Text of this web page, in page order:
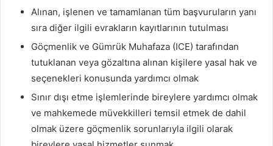
Alınan, işlenen ve tamamlanan tüm başvuruların yanı
sıra diğer ilgili evrakların kayıtlarının tutulması
Göçmenlik ve Gümrük Muhafaza (ICE) tarafından
tutuklanan veya gözaltına alınan kişilere yasal hak ve
seçenekleri konusunda yardımcı olmak
Sınır dışı etme işlemlerinde bireylere yardımcı olmak
ve mahkemede müvekkilleri temsil etmek de dahil
olmak üzere göçmenlik sorunlarıyla ilgili olarak